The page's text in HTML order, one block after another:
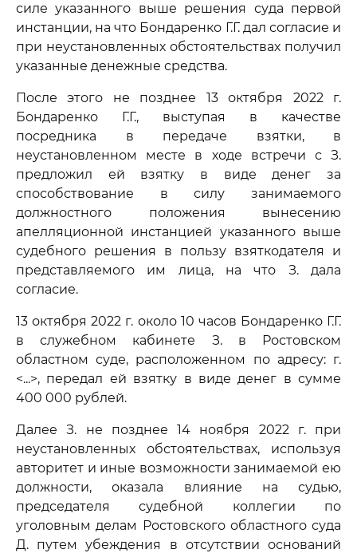
силе указанного выше решения суда первой
инстанции, на что Бондаренко Г.Г. дал согласие и
при неустановленных обстоятельствах получил
указанные денежные средства.
После этого не позднее 13 октября 2022 г.
Бондаренко Г.Г., выступая в качестве
посредника в передаче взятки, в
неустановленном месте в ходе встречи с З.
предложил ей взятку в виде денег за
способствование в силу занимаемого
должностного положения вынесению
апелляционной инстанцией указанного выше
судебного решения в пользу взяткодателя и
представляемого им лица, на что З. дала
согласие.
13 октября 2022 г. около 10 часов Бондаренко Г.Г.
в служебном кабинете З. в Ростовском
областном суде, расположенном по адресу: г.
<...>, передал ей взятку в виде денег в сумме
400 000 рублей.
Далее З. не позднее 14 ноября 2022 г. при
неустановленных обстоятельствах, используя
авторитет и иные возможности занимаемой ею
должности, оказала влияние на судью,
председателя судебной коллегии по
уголовным делам Ростовского областного суда
Д. путем убеждения в отсутствии оснований